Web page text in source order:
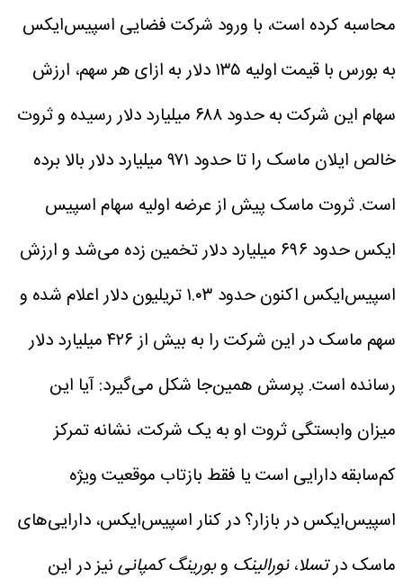
محاسبه کرده است، با ورود شرکت فضایی اسپیس‌ایکس
به بورس با قیمت اولیه ۱۳۵ دلار به ازای هر سهم، ارزش
سهام این شرکت به حدود ۶۸۸ میلیارد دلار رسیده و ثروت
خالص ایلان ماسک را تا حدود ۹۷۱ میلیارد دلار بالا برده
است.ثروت ماسک پیش از عرضه اولیه سهام اسپیس
ایکس حدود ۶۹۶ میلیارد دلار تخمین زده می‌شد و ارزش‌
اسپیس‌ایکس اکنون حدود ۱.۰۳ تریلیون دلار اعلام شده و
سهم ماسک در این شرکت را به بیش از ۴۲۶ میلیارد دلار
رسانده است. پرسش همین‌جا شکل می‌گیرد: آیا این
میزان وابستگی ثروت او به یک شرکت، نشانه تمرکز
کم‌سابقه دارایی است یا فقط بازتاب موقعیت ویژه
اسپیس‌ایکس در بازار؟در کنار اسپیس‌ایکس، دارایی‌های
ماسک درتسلا،نورالینک وبورینگ کمپانینیز در این